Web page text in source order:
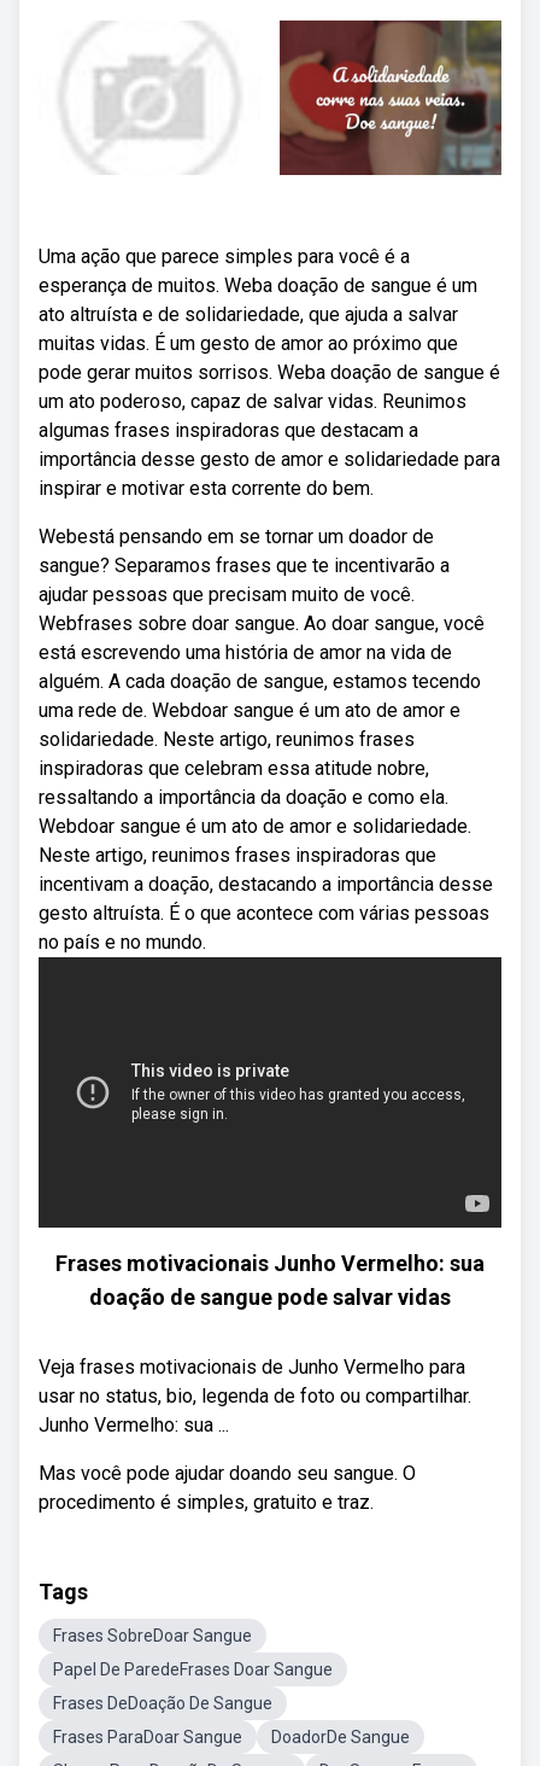
Uma ação que parece simples para você é a
esperança de muitos. Weba doação de sangue é um
ato altruísta e de solidariedade, que ajuda a salvar
muitas vidas. É um gesto de amor ao próximo que
pode gerar muitos sorrisos. Weba doação de sangue é
um ato poderoso, capaz de salvar vidas. Reunimos
algumas frases inspiradoras que destacam a
importância desse gesto de amor e solidariedade para
inspirar e motivar esta corrente do bem.
Webestá pensando em se tornar um doador de
sangue? Separamos frases que te incentivarão a
ajudar pessoas que precisam muito de você.
Webfrases sobre doar sangue. Ao doar sangue, você
está escrevendo uma história de amor na vida de
alguém. A cada doação de sangue, estamos tecendo
uma rede de. Webdoar sangue é um ato de amor e
solidariedade. Neste artigo, reunimos frases
inspiradoras que celebram essa atitude nobre,
ressaltando a importância da doação e como ela.
Webdoar sangue é um ato de amor e solidariedade.
Neste artigo, reunimos frases inspiradoras que
incentivam a doação, destacando a importância desse
gesto altruísta. É o que acontece com várias pessoas
no país e no mundo.
Frases motivacionais Junho Vermelho: sua
doação de sangue pode salvar vidas
Veja frases motivacionais de Junho Vermelho para
usar no status, bio, legenda de foto ou compartilhar.
Junho Vermelho: sua ...
Mas você pode ajudar doando seu sangue. O
procedimento é simples, gratuito e traz.
Tags
Frases SobreDoar Sangue
Papel De ParedeFrases Doar Sangue
Frases DeDoação De Sangue
Frases ParaDoar Sangue
DoadorDe Sangue